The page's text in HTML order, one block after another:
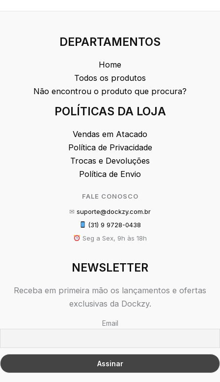
DEPARTAMENTOS
Home
Todos os produtos
Não encontrou o produto que procura?
POLÍTICAS DA LOJA
Vendas em Atacado
Política de Privacidade
Trocas e Devoluções
Política de Envio
FALE CONOSCO
✉ suporte@dockzy.com.br
(31) 9 9728-0438
Seg a Sex, 9h às 18h
NEWSLETTER
Receba em primeira mão os lançamentos e ofertas
exclusivas da Dockzy.
Email